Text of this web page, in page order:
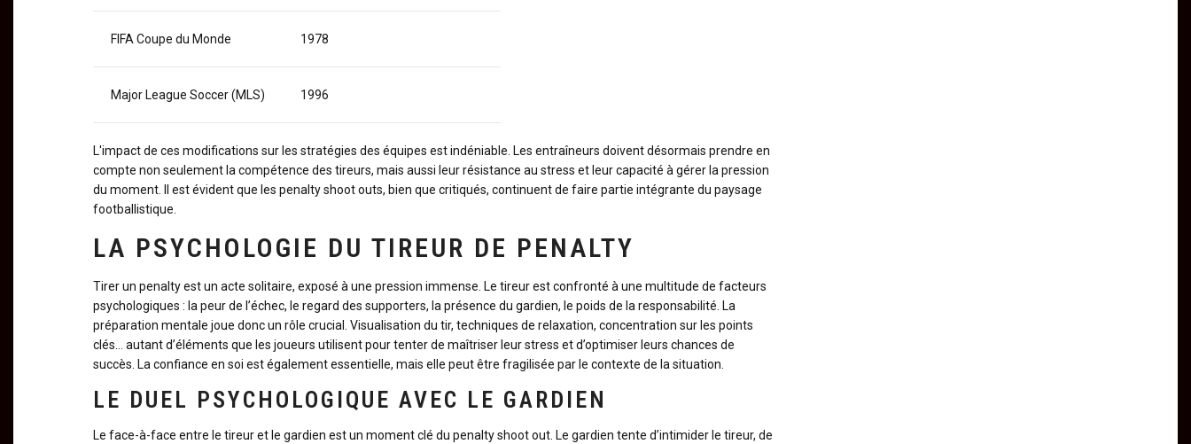
FIFA Coupe du Monde 1978
Major League Soccer (MLS) 1996
L'impact de ces modifications sur les stratégies des équipes est indéniable. Les entraîneurs doivent désormais prendre en
compte non seulement la compétence des tireurs, mais aussi leur résistance au stress et leur capacité à gérer la pression
du moment. Il est évident que les penalty shoot outs, bien que critiqués, continuent de faire partie intégrante du paysage
footballistique.
LA PSYCHOLOGIE DU TIREUR DE PENALTY
Tirer un penalty est un acte solitaire, exposé à une pression immense. Le tireur est confronté à une multitude de facteurs
psychologiques : la peur de l’échec, le regard des supporters, la présence du gardien, le poids de la responsabilité. La
préparation mentale joue donc un rôle crucial. Visualisation du tir, techniques de relaxation, concentration sur les points
clés… autant d’éléments que les joueurs utilisent pour tenter de maîtriser leur stress et d’optimiser leurs chances de
succès. La confiance en soi est également essentielle, mais elle peut être fragilisée par le contexte de la situation.
LE DUEL PSYCHOLOGIQUE AVEC LE GARDIEN
Le face-à-face entre le tireur et le gardien est un moment clé du penalty shoot out. Le gardien tente d’intimider le tireur, de